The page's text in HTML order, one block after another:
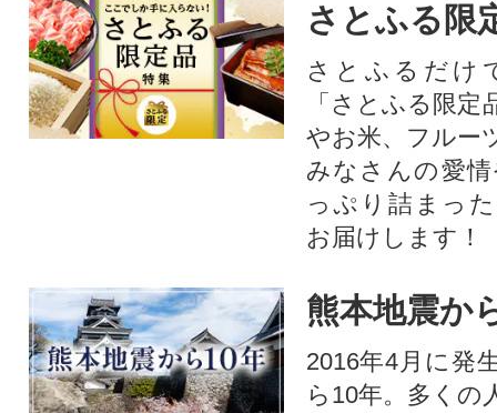
さとふる限
さとふるだけ
「さとふる限
やお米、フルー
みなさんの愛
っぷり詰まっ
お届けします！
熊本地震か
2016年4月に発
ら10年。多くの